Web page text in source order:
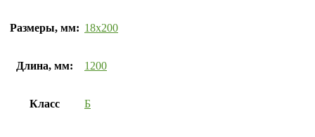
Размеры, мм: 18х200
Длина, мм: 1200
Класс Б